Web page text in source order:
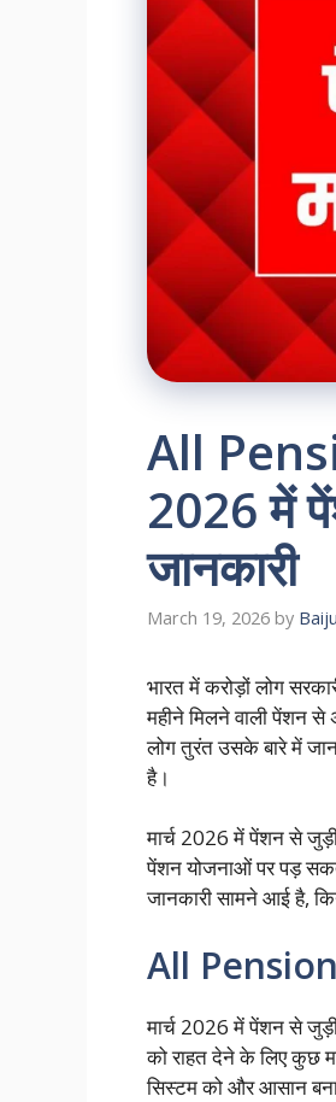
All
2026 में
जानकारी
March 19, 2026 by
भारत में करोड़ों लोग
महीने मिलने वाली पेंशन से
लोग तुरंत उसके बारे में
है।
मार्च 2026 में पेंशन से
पेंशन योजनाओं पर पड़
जानकारी सामने आई है,
All
मार्च 2026 में पेंशन से
को राहत देने के लिए कुछ
सिस्टम को और आसान